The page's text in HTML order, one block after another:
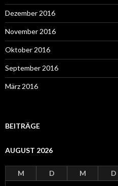
Dezember 2016
November 2016
Oktober 2016
September 2016
März 2016
BEITRÄGE
AUGUST 2026
M D M D